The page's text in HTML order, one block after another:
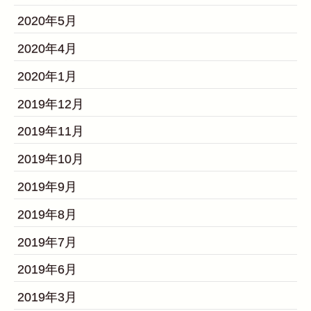
2020年5月
2020年4月
2020年1月
2019年12月
2019年11月
2019年10月
2019年9月
2019年8月
2019年7月
2019年6月
2019年3月